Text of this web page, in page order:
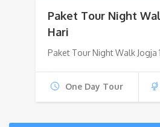
Paket Tour Night
Hari
Paket Tour Night Walk Jogja
One Day Tour